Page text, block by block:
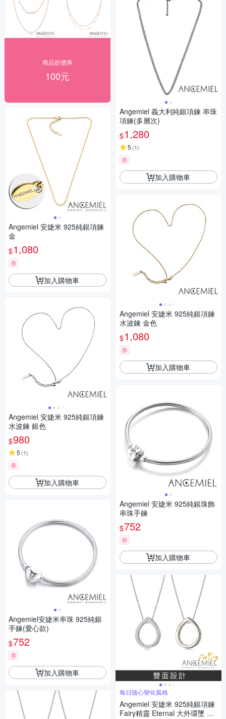
商品折價券
100元
Angemiel 安婕米 925純銀項鍊
金
$1,080
券
加入購物車
Angemiel 安婕米 925純銀項鍊
水波鍊 銀色
$980
5 (1)
券
加入購物車
Angemiel安婕米串珠 925純銀
手鍊(愛心款)
$752
券
加入購物車
Angemiel 義大利純銀項鍊 串珠
項鍊(多層次)
$1,280
5 (1)
券
加入購物車
Angemiel 安婕米 925純銀項鍊
水波鍊 金色
$1,080
券
加入購物車
Angemiel 安婕米 925純銀珠飾
串珠手鍊
$752
券
加入購物車
每日隨心變化風格
Angemiel 安婕米 925純銀項鍊
Fairy精靈 Eternal 大外環墜 白